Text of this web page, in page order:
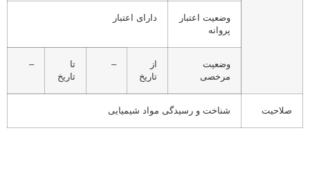
وضعیت اعتبار
پروانه
دارای اعتبار
وضعیت
مرخصی
از
تاریخ
–
تا
تاریخ
–
صلاحیت شناخت و رسیدگی مواد شیمیایی